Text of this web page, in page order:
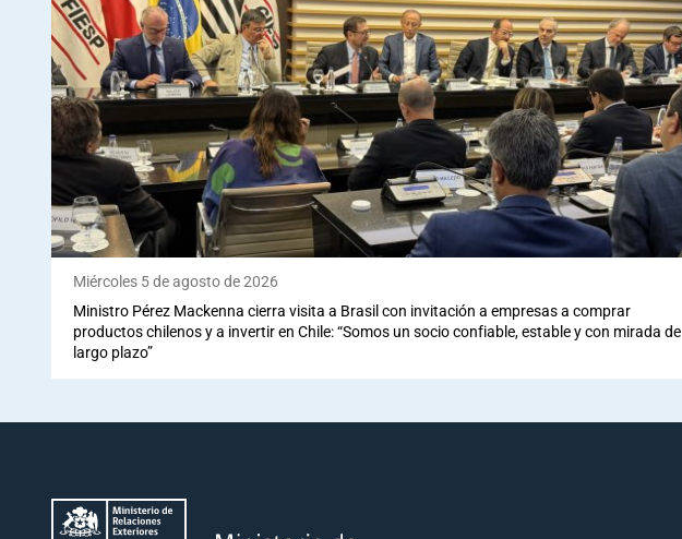
Miércoles 5 de agosto de 2026
Ministro Pérez Mackenna cierra visita a Brasil con invitación a empresas a comprar
productos chilenos y a invertir en Chile: “Somos un socio confiable, estable y con mirada de
largo plazo”